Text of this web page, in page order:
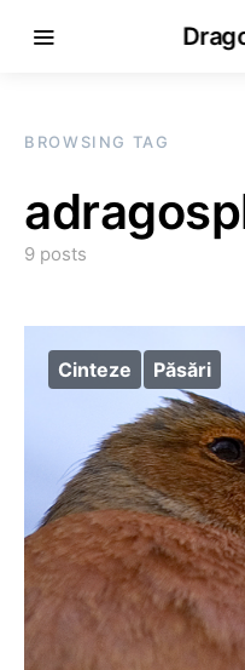
BROWSING TAG
9 posts
Cinteze Păsări